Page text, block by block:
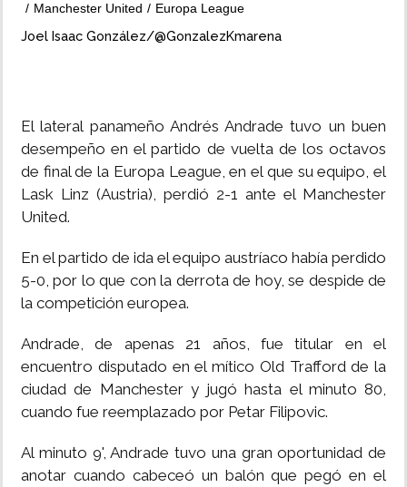
Manchester United
Europa League
Joel Isaac González/@GonzalezKmarena
El lateral panameño Andrés Andrade tuvo un buen
desempeño en el partido de vuelta de los octavos
de final de la Europa League, en el que su equipo, el
Lask Linz (Austria), perdió 2-1 ante el Manchester
United.
En el partido de ida el equipo austríaco había perdido
5-0, por lo que con la derrota de hoy, se despide de
la competición europea.
Andrade, de apenas 21 años, fue titular en el
encuentro disputado en el mítico Old Trafford de la
ciudad de Manchester y jugó hasta el minuto 80,
cuando fue reemplazado por Petar Filipovic.
Al minuto 9', Andrade tuvo una gran oportunidad de
anotar cuando cabeceó un balón que pegó en el